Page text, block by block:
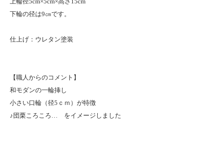
下輪の径は9㎝です。
仕上げ：ウレタン塗装
【職人からのコメント】
和モダンの一輪挿し
小さい口輪（径5ｃｍ）が特徴
♪団栗ころころ… をイメージしました